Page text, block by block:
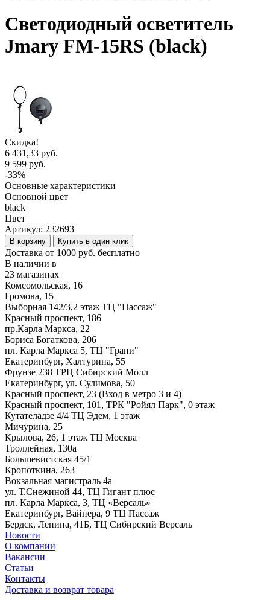
Cветодиодный осветитель
Jmary FM-15RS (black)
Скидка!
6 431,33 руб.
9 599 руб.
-33%
Основные характеристики
Основной цвет
black
Цвет
Артикул: 232693
В корзину Купить в один клик
Доставка от 1000 руб. бесплатно
В наличии в
23 магазинах
Комсомольская, 16
Громова, 15
Выборная 142/3,2 этаж ТЦ "Пассаж"
Красный проспект, 186
пр.Карла Маркса, 22
Бориса Богаткова, 206
пл. Карла Маркса 5, ТЦ "Грани"
Екатеринбург, Халтурина, 55
Фрунзе 238 ТРЦ Сибирский Молл
Екатеринбург, ул. Сулимова, 50
Красный проспект, 23 (Вход в метро 3 и 4)
Красный проспект, 101, ТРК "Ройял Парк", 0 этаж
Кутателадзе 4/4 ТЦ Эдем, 1 этаж
Мичурина, 25
Крылова, 26, 1 этаж ТЦ Москва
Троллейная, 130а
Большевистская 45/1
Кропоткина, 263
Вокзальная магистраль 4а
ул. Т.Снежиной 44, ТЦ Гигант плюс
пл. Карла Маркса, 3, ТЦ «Версаль»
Екатеринбург, Вайнера, 9 ТЦ Пассаж
Бердск, Ленина, 41Б, ТЦ Сибирский Версаль
Новости
О компании
Вакансии
Статьи
Контакты
Доставка и возврат товара